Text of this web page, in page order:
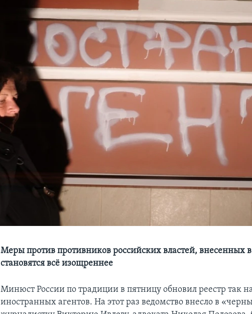
Меры против противников российских властей, внесенных
становятся всё изощреннее
Минюст России по традиции в пятницу обновил реестр так
иностранных агентов. На этот раз ведомство внесло в